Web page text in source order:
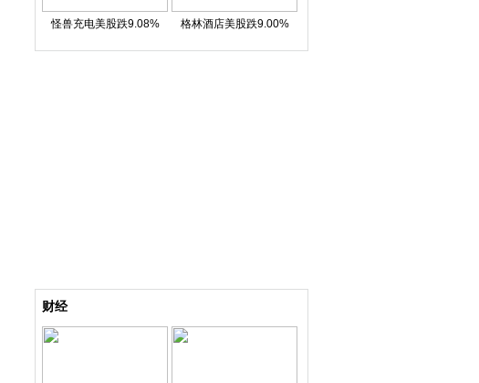
怪兽充电美股跌9.08% 格林酒店美股跌9.00%
财经